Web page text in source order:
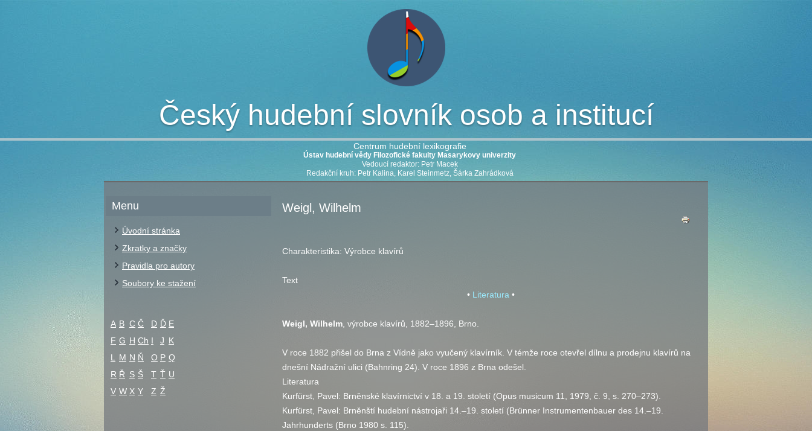
Český hudební slovník osob a institucí
Centrum hudební lexikografie
Ústav hudební vědy Filozofické fakulty Masarykovy univerzity
Vedoucí redaktor: Petr Macek
Redakční kruh: Petr Kalina, Karel Steinmetz, Šárka Zahrádková
Menu
Úvodní stránka
Zkratky a značky
Pravidla pro autory
Soubory ke stažení
A B C Č D Ď E
F G H Ch I J K
L
M N Ň O P Q
R Ř S Š T Ť U
V W X Y Z Ž
Weigl, Wilhelm
Charakteristika: Výrobce klavírů
Text
• Literatura •
Weigl, Wilhelm , výrobce klavírů, 1882–1896, Brno.
V roce 1882 přišel do Brna z Vídně jako vyučený klavírník. V témže roce otevřel dílnu a prodejnu klavírů na
dnešní Nádražní ulici (Bahnring 24). V roce 1896 z Brna odešel.
Literatura
Kurfürst, Pavel: Brněnské klavírnictví v 18. a 19. století (Opus musicum 11, 1979, č. 9, s. 270–273).
Kurfürst, Pavel: Brněnští hudební nástrojaři 14.–19. století (Brünner Instrumentenbauer des 14.–19.
Jahrhunderts (Brno 1980 s. 115).